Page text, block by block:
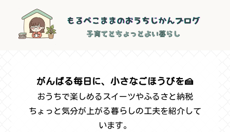
がんばる毎日に、小さなごほうびを🍰
おうちで楽しめるスイーツやふるさと納税
ちょっと気分が上がる暮らしの工夫を紹介して
います。